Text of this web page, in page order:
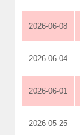
2026-06-08
2026-06-04
2026-06-01
2026-05-25